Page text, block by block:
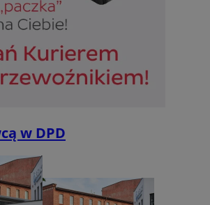
w DPD
logowanie użytkownika i zarządzanie kontem. Bez
korzystać ze strony internetowej.
sosnowiecki.pl